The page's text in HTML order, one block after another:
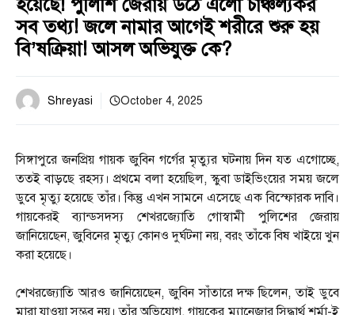
হয়েছে! পুলিশি জেরায় উঠে এলো চাঞ্চল্যকর
সব তথ্য! জলে নামার আগেই শরীরে শুরু হয়
বি’ষক্রিয়া! আসল অভিযুক্ত কে?
Shreyasi October 4, 2025
সিঙ্গাপুরে জনপ্রিয় গায়ক জুবিন গর্গের মৃত্যুর ঘটনায় দিন যত এগোচ্ছে,
ততই বাড়ছে রহস্য। প্রথমে বলা হয়েছিল, স্কুবা ডাইভিংয়ের সময় জলে
ডুবে মৃত্যু হয়েছে তাঁর। কিন্তু এখন সামনে এসেছে এক বিস্ফোরক দাবি।
গায়কেরই ব্যান্ডসদস্য শেখরজ্যোতি গোস্বামী পুলিশের জেরায়
জানিয়েছেন, জুবিনের মৃত্যু কোনও দুর্ঘটনা নয়, বরং তাঁকে বিষ খাইয়ে খুন
করা হয়েছে।
শেখরজ্যোতি আরও জানিয়েছেন, জুবিন সাঁতারে দক্ষ ছিলেন, তাই ডুবে